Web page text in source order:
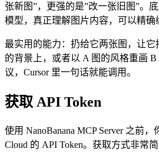
张新图”，更强的是”改一张旧图”。
模型，真正理解图片内容，可以精确
最实用的能力：扔给它两张图，让它
的背景上，或者以 A 图的风格重画
议，Cursor 里一句话就能调用。
获取 API Token
使用 NanoBanana MCP Server 之前，
Cloud 的 API Token。获取方式非常简